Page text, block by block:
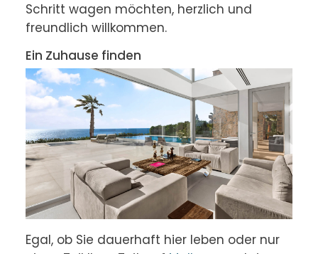
Schritt wagen möchten, herzlich und
freundlich willkommen.
Ein Zuhause finden
Egal, ob Sie dauerhaft hier leben oder nur